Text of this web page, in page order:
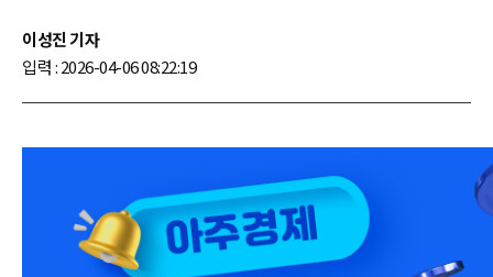
이성진 기자
입력 : 2026-04-06 08:22:19